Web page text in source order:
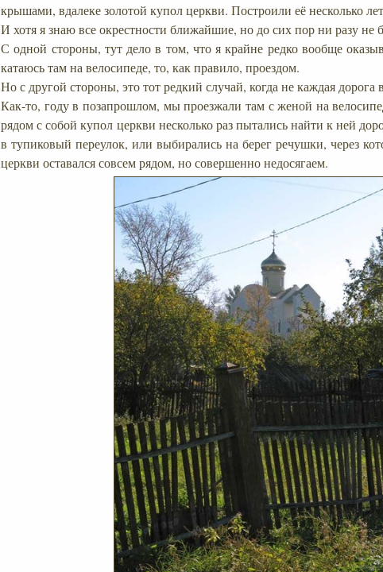
крышами, вдалеке золотой купол церкви. Построили её несколько
И хотя я знаю все окрестности ближайшие, но до сих пор ни разу не
С одной стороны, тут дело в том, что я крайне редко вообще
катаюсь там на велосипеде, то, как правило, проездом.
Но с другой стороны, это тот редкий случай, когда не каждая дорога
Как-то, году в позапрошлом, мы проезжали там с женой на
рядом с собой купол церкви несколько раз пытались найти к ней
в тупиковый переулок, или выбирались на берег речушки, через
церкви оставался совсем рядом, но совершенно недосягаем.